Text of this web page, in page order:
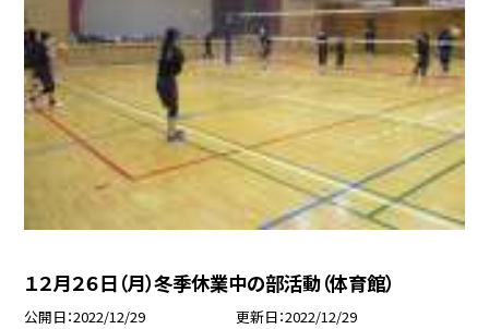
１２月２６日（月）冬季休業中の部活動（体育館）
公開日 2022/12/29 更新日 2022/12/29